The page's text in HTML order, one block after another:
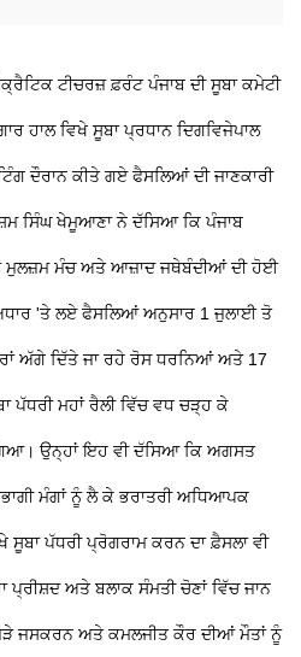
ਟੀਚਰਜ਼ ਫ਼ਰੰਟ ਪੰਜਾਬ ਦੀ ਸੂਬਾ ਕਮੇਟੀ
ਹਾਲ ਵਿਖੇ ਸੂਬਾ ਪ੍ਰਧਾਨ ਦਿਗਵਿਜੇਪਾਲ
ਦੌਰਾਨ ਕੀਤੇ ਗਏ ਫੈਸਲਿਆਂ ਦੀ ਜਾਣਕਾਰੀ
ਸਿੰਘ ਖੇਮੂਆਣਾ ਨੇ ਦੱਸਿਆ ਕਿ ਪੰਜਾਬ
ਮੁਲਜ਼ਮ ਮੰਚ ਅਤੇ ਆਜ਼ਾਦ ਜਥੇਬੰਦੀਆਂ ਦੀ ਹੋਈ
'ਤੇ ਲਏ ਫੈਸਲਿਆਂ ਅਨੁਸਾਰ 1 ਜੁਲਾਈ ਤੋ
ਅੱਗੇ ਦਿੱਤੇ ਜਾ ਰਹੇ ਰੋਸ ਧਰਨਿਆਂ ਅਤੇ 17
ਪੱਧਰੀ ਮਹਾਂ ਰੈਲੀ ਵਿੱਚ ਵਧ ਚੜ੍ਹ ਕੇ
ਉਨ੍ਹਾਂ ਇਹ ਵੀ ਦੱਸਿਆ ਕਿ ਅਗਸਤ
ਮੰਗਾਂ ਨੂੰ ਲੈ ਕੇ ਭਰਾਤਰੀ ਅਧਿਆਪਕ
ਪੱਧਰੀ ਪ੍ਰੋਗਰਾਮ ਕਰਨ ਦਾ ਫ਼ੈਸਲਾ ਵੀ
ਅਤੇ ਬਲਾਕ ਸੰਮਤੀ ਚੋਣਾਂ ਵਿੱਚ ਜਾਨ
ਜਸਕਰਨ ਅਤੇ ਕਮਲਜੀਤ ਕੌਰ ਦੀਆਂ ਮੌਤਾਂ ਨੂੰ